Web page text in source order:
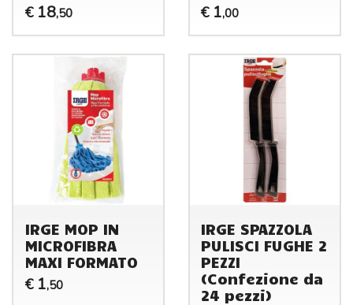
€ 18,50
€ 1,00
IRGE MOP IN
MICROFIBRA
MAXI FORMATO
€ 1,50
IRGE SPAZZOLA
PULISCI FUGHE 2
PEZZI
(Confezione da
24 pezzi)